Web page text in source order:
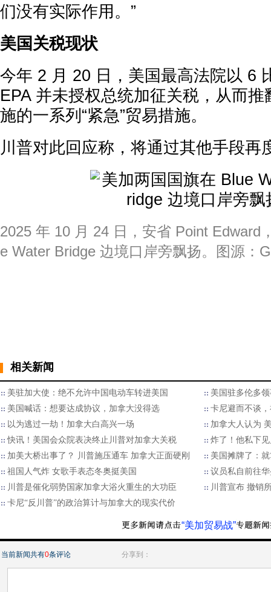
们没有实际作用。”
美国关税现状
今年 2 月 20 日，美国最高法院以 6
EPA 并未授权总统加征关税，从而推
施的一系列“紧急”贸易措施。
川普对此回应称，将通过其他手段再
2025 年 10 月 24 日，安省 Point Edward
e Water Bridge 边境口岸旁飘扬。图源：
相关新闻
美驻加大使：绝不允许中国电动车转进美国
美国驻多伦多
美国喊话：想要达成协议，加拿大没得选
卡尼避而不谈
以为逃过一劫！加拿大白高兴一场
加拿大人认为
快讯！美国会众院表决终止川普对加拿大关税
炸了！他私下
加美大桥出事了？ 川普施压通车 加拿大正面硬刚
美国摊牌了：
祖国人气炸 女歌手表态冬奥挺美国
议员私自前往
川普是催化弱势国家加拿大浴火重生的大功臣
川普宣布 撤销
卡尼“反川普”的政治算计与加拿大的现实代价
“美加贸易战”
当前新闻共有0条评论 分享到：